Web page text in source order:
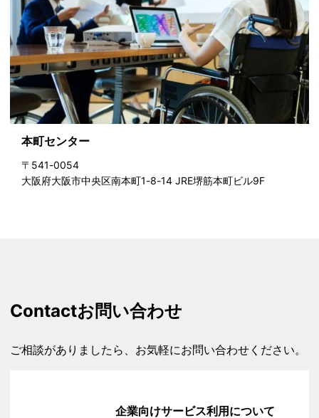
本町センター
〒541-0054
大阪府大阪市中央区南本町1-8-14 JRE堺筋本町ビル9F
Contactお問い合わせ
ご相談がありましたら、お気軽にお問い合わせください。
企業向けサービス利用について